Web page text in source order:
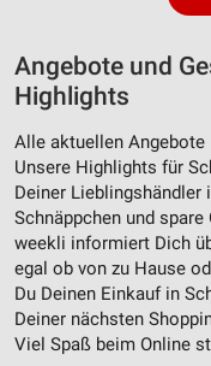
Angebote und
Highlights
Alle aktuellen Angebote
Unsere Highlights für
Deiner Lieblingshändler
Schnäppchen und spare
weekli informiert Dich
egal ob von zu Hause
Du Deinen Einkauf in
Deiner nächsten
Viel Spaß beim Online
Kombinationen von
Entwicklung und
Verwendung
Inhalten
IAB-Besonderheiten:
Verwendung genauer
Geräte anhand von
Informationen
Nicht-IAB-